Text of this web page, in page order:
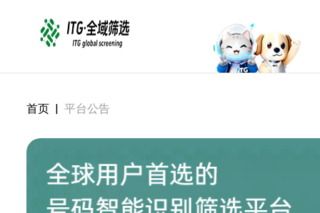
首页 | 平台公告